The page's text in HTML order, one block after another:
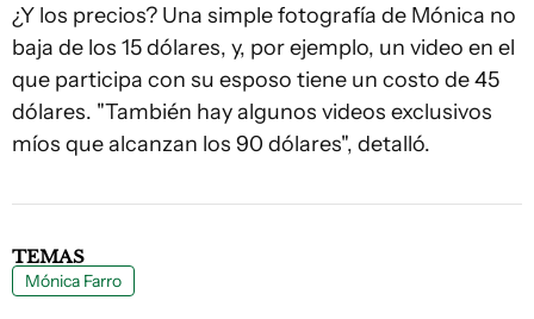
¿Y los precios? Una simple fotografía de Mónica no
baja de los 15 dólares, y, por ejemplo, un video en el
que participa con su esposo tiene un costo de 45
dólares. "También hay algunos videos exclusivos
míos que alcanzan los 90 dólares", detalló.
TEMAS
Mónica Farro